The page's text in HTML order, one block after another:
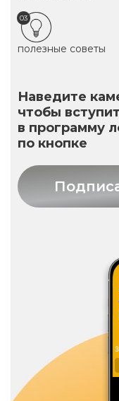
03
полезные советы
Наведите
чтобы
в программу
по кнопке